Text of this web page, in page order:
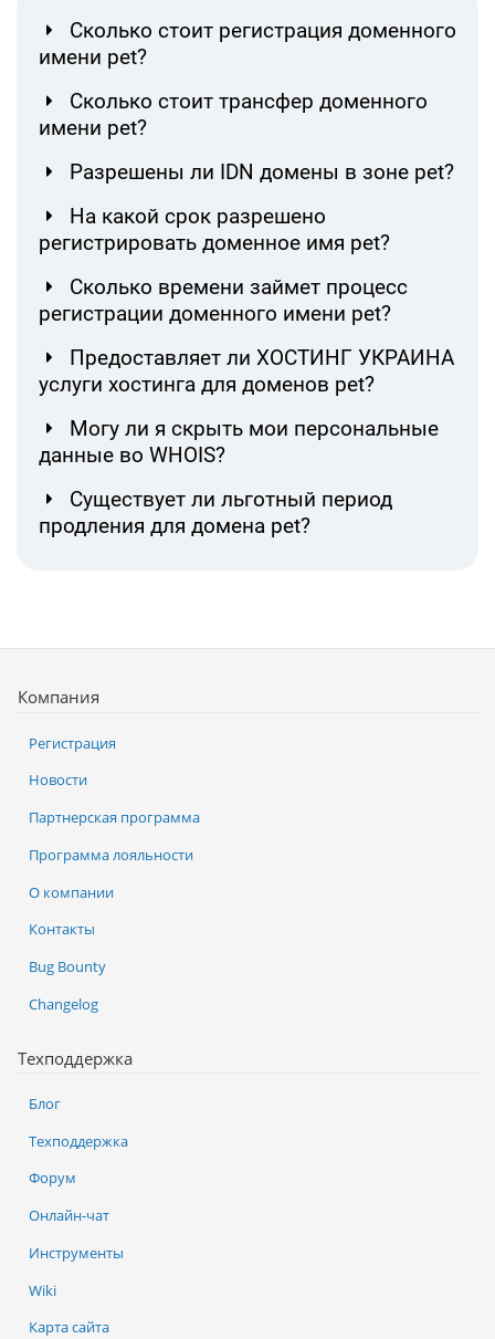
Сколько стоит регистрация доменного
имени pet?
Сколько стоит трансфер доменного
имени pet?
Разрешены ли IDN домены в зоне pet?
На какой срок разрешено
регистрировать доменное имя pet?
Сколько времени займет процесс
регистрации доменного имени pet?
Предоставляет ли ХОСТИНГ УКРАИНА
услуги хостинга для доменов pet?
Могу ли я скрыть мои персональные
данные во WHOIS?
Существует ли льготный период
продления для домена pet?
Компания
Регистрация
Новости
Партнерская программа
Программа лояльности
О компании
Контакты
Bug Bounty
Changelog
Техподдержка
Блог
Техподдержка
Форум
Онлайн-чат
Инструменты
Wiki
Карта сайта